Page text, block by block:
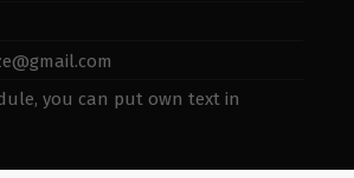
you can put own text in